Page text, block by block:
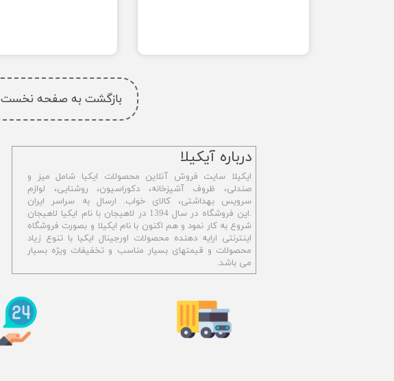
بازگشت به صفحه نخست
​درباره آیکیلا
ایکیلا سایت فروش آنلاین محصولات ایکیا شامل میز و
صندلی، ظروف آشپزخانه، دکوراسیون، روشنایی، لوازم
سرویس بهداشتی، کالای خواب. ارسال به سراسر ایران
.این فروشگاه در سال 1394 در لاهیجان با نام ایکیا لاهیجان
شروع به کار نمود و هم اکنون با نام ایکیلا و بصورت فروشگاه
اینترنتی ارایه دهنده محصولات اورجینال ایکیا با تنوع زیاد
محصولات و قیمتهای بسیار مناسب و تخفیفات ویژه بسیار
می باشد.